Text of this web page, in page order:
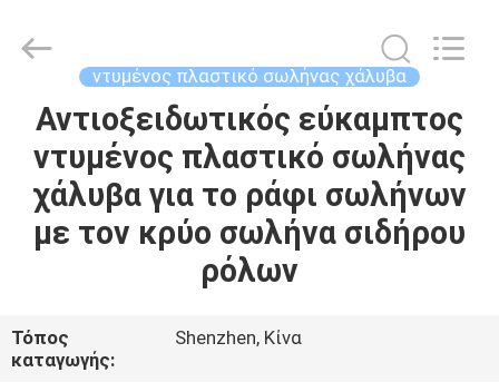
ΣΠΊΤΙ
ΠΡΟΪΌΝΤΑ
ΣΧΕΤΙΚΆ
ΕΜΆΣ
Reserved.
ντυμένος πλαστικό σωλήνας χάλυβα
Αντιοξειδωτικός εύκαμπτος
ντυμένος πλαστικό σωλήνας
χάλυβα για το ράφι σωλήνων
με τον κρύο σωλήνα σιδήρου
ρόλων
Τόπος
καταγωγής:
Shenzhen, Κίνα